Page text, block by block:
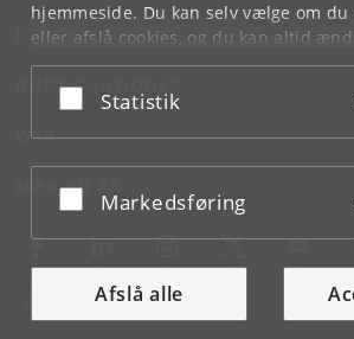
hjemmeside. Du kan selv vælge om du
eller afslå cookies, og du kan altid
underCookie- og privatlivspolitiksom
bunden af hver side.
Acceptér eller afslå
Statistik
Acceptér eller afslå
Markedsføring
Afslå alle
JOB OG KARRIERE
NØDSITUATIONER
WEB
MØD KU PÅ